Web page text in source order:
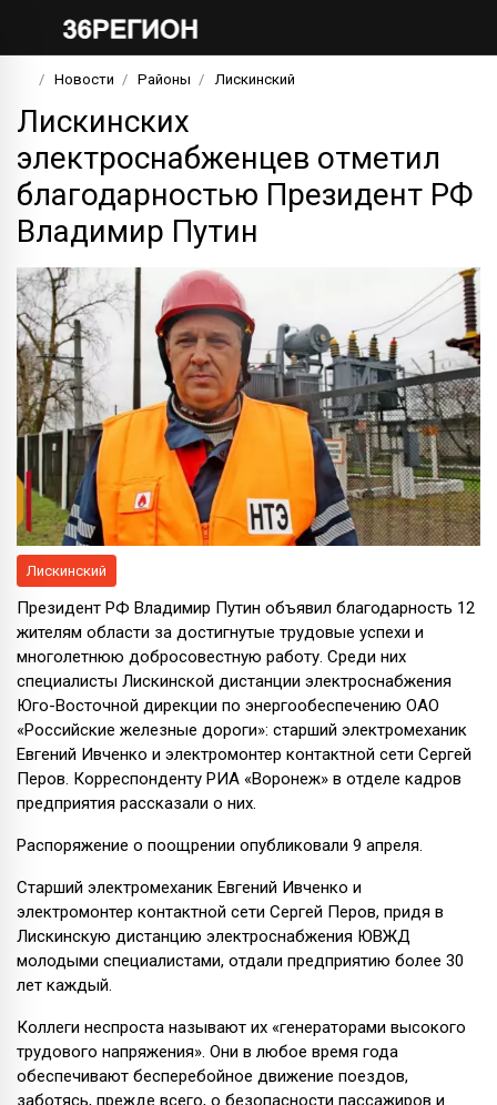
Новости Районы Лискинский
Лискинских
электроснабженцев отметил
благодарностью Президент РФ
Владимир Путин
Лискинский
Президент РФ Владимир Путин объявил благодарность 12
жителям области за достигнутые трудовые успехи и
многолетнюю добросовестную работу. Среди них
специалисты Лискинской дистанции электроснабжения
Юго-Восточной дирекции по энергообеспечению ОАО
«Российские железные дороги»: старший электромеханик
Евгений Ивченко и электромонтер контактной сети Сергей
Перов. Корреспонденту РИА «Воронеж» в отделе кадров
предприятия рассказали о них.
Распоряжение о поощрении опубликовали 9 апреля.
Старший электромеханик Евгений Ивченко и
электромонтер контактной сети Сергей Перов, придя в
Лискинскую дистанцию электроснабжения ЮВЖД
молодыми специалистами, отдали предприятию более 30
лет каждый.
Коллеги неспроста называют их «генераторами высокого
трудового напряжения». Они в любое время года
обеспечивают бесперебойное движение поездов,
заботясь, прежде всего, о безопасности пассажиров и